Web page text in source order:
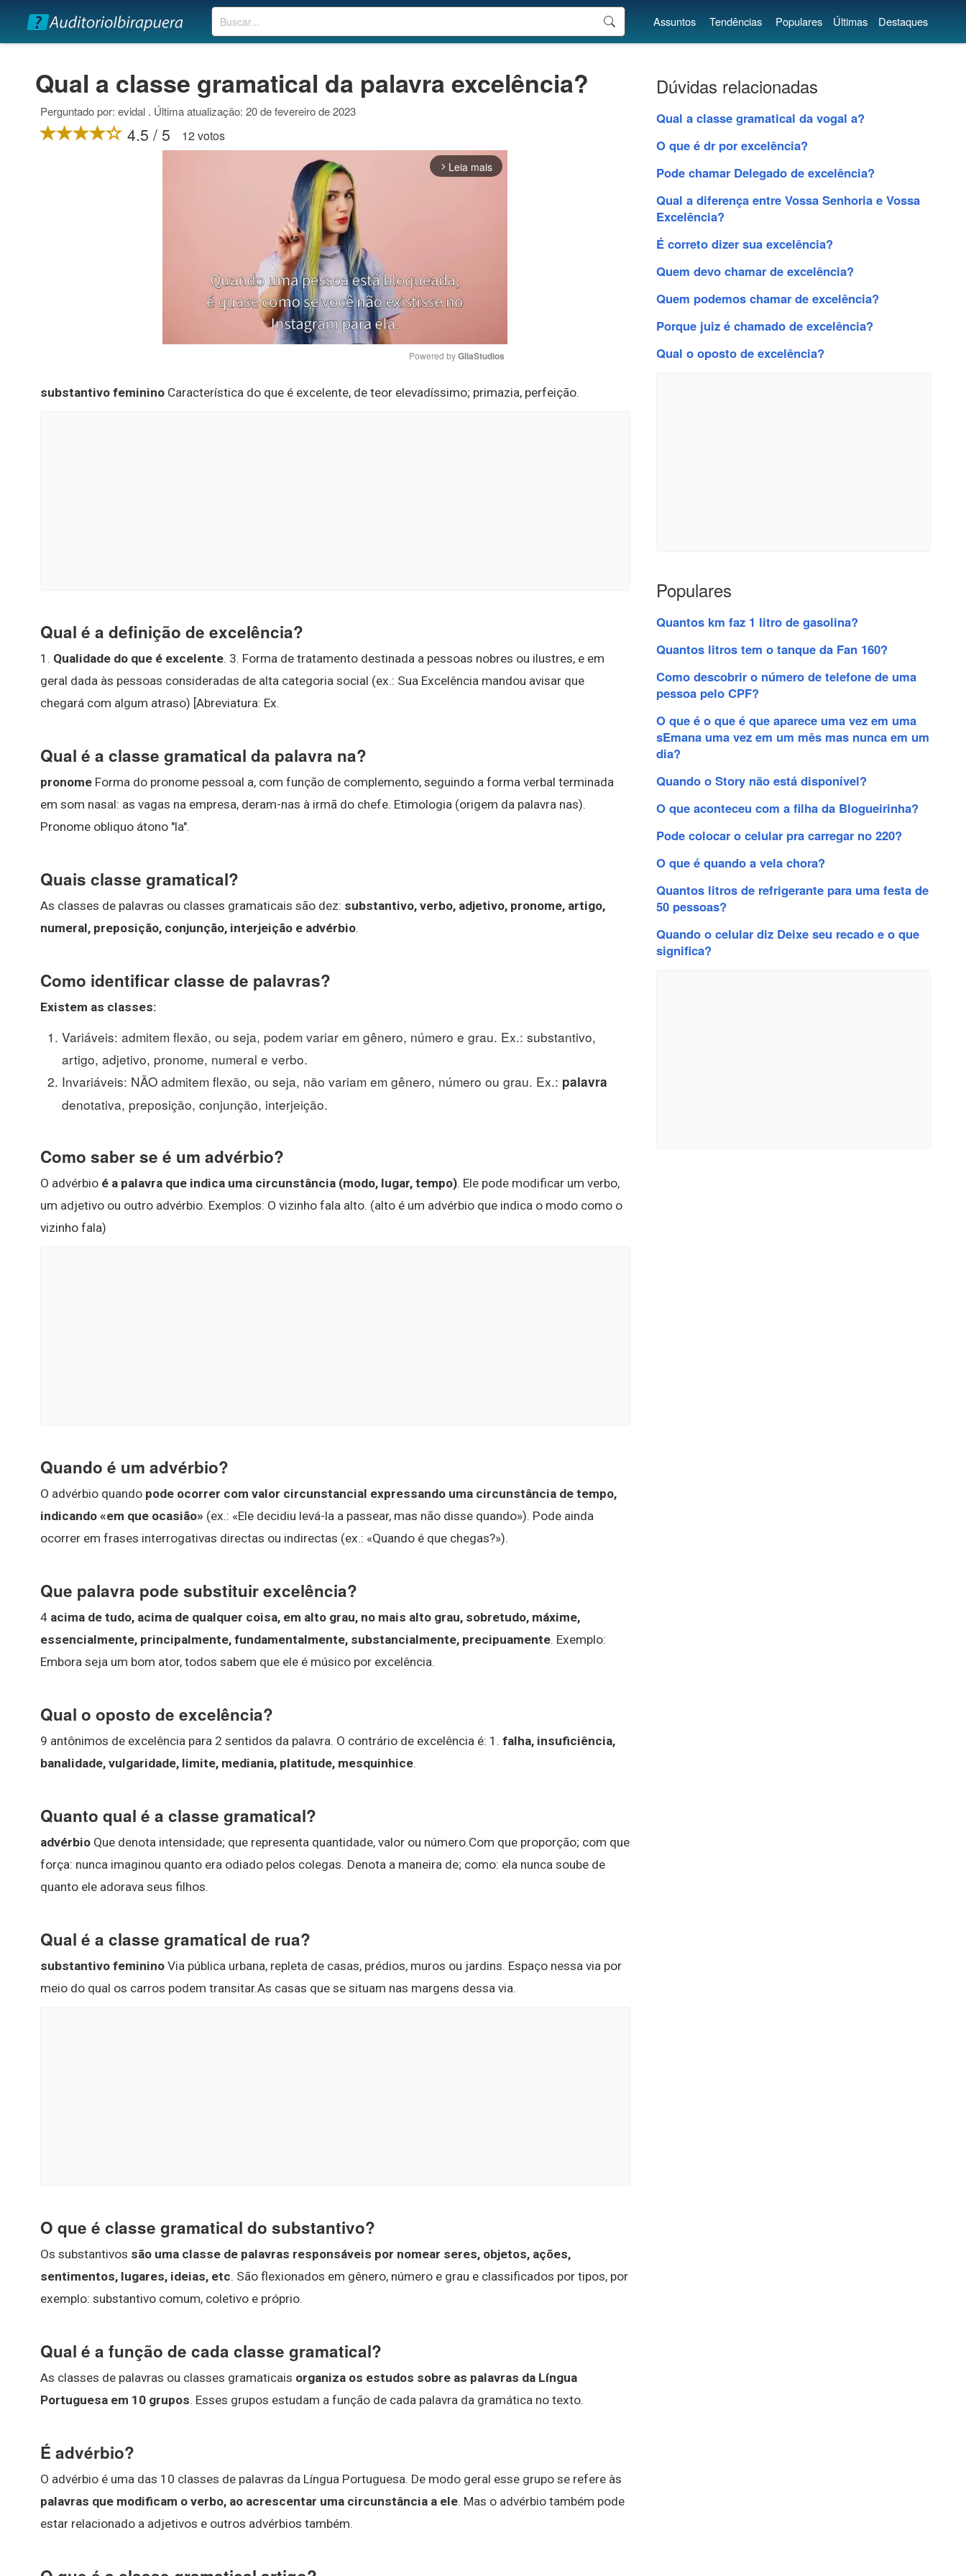
Buscar Assuntos Tendências Populares Últimas Destaques
Qual a classe gramatical da palavra excelência?
Perguntado por: evidal . Última atualização: 20 de fevereiro de 2023
4.5 / 5 12 votos
arrow_forward_ios Leia mais
Mute
Powered by GliaStudios
substantivo feminino Característica do que é excelente, de teor elevadíssimo; primazia, perfeição.
Qual é a definição de excelência?
1. Qualidade do que é excelente. 3. Forma de tratamento destinada a pessoas nobres ou ilustres, e em
geral dada às pessoas consideradas de alta categoria social (ex.: Sua Excelência mandou avisar que
chegará com algum atraso) [Abreviatura: Ex.
Qual é a classe gramatical da palavra na?
pronome Forma do pronome pessoal a, com função de complemento, seguindo a forma verbal terminada
em som nasal: as vagas na empresa, deram-nas à irmã do chefe. Etimologia (origem da palavra nas).
Pronome obliquo átono "la".
Quais classe gramatical?
As classes de palavras ou classes gramaticais são dez: substantivo, verbo, adjetivo, pronome, artigo,
numeral, preposição, conjunção, interjeição e advérbio.
Como identificar classe de palavras?
Existem as classes:
Variáveis: admitem flexão, ou seja, podem variar em gênero, número e grau. Ex.: substantivo,
artigo, adjetivo, pronome, numeral e verbo.
Invariáveis: NÃO admitem flexão, ou seja, não variam em gênero, número ou grau. Ex.: palavra
denotativa, preposição, conjunção, interjeição.
Como saber se é um advérbio?
O advérbio é a palavra que indica uma circunstância (modo, lugar, tempo). Ele pode modificar um verbo,
um adjetivo ou outro advérbio. Exemplos: O vizinho fala alto. (alto é um advérbio que indica o modo como o
vizinho fala)
Quando é um advérbio?
O advérbio quando pode ocorrer com valor circunstancial expressando uma circunstância de tempo,
indicando «em que ocasião» (ex.: «Ele decidiu levá-la a passear, mas não disse quando»). Pode ainda
ocorrer em frases interrogativas directas ou indirectas (ex.: «Quando é que chegas?»).
Que palavra pode substituir excelência?
4 acima de tudo, acima de qualquer coisa, em alto grau, no mais alto grau, sobretudo, máxime,
essencialmente, principalmente, fundamentalmente, substancialmente, precipuamente. Exemplo:
Embora seja um bom ator, todos sabem que ele é músico por excelência.
Qual o oposto de excelência?
9 antônimos de excelência para 2 sentidos da palavra. O contrário de excelência é: 1. falha, insuficiência,
banalidade, vulgaridade, limite, mediania, platitude, mesquinhice.
Quanto qual é a classe gramatical?
advérbio Que denota intensidade; que representa quantidade, valor ou número.Com que proporção; com que
força: nunca imaginou quanto era odiado pelos colegas. Denota a maneira de; como: ela nunca soube de
quanto ele adorava seus filhos.
Qual é a classe gramatical de rua?
substantivo feminino Via pública urbana, repleta de casas, prédios, muros ou jardins. Espaço nessa via por
meio do qual os carros podem transitar.As casas que se situam nas margens dessa via.
O que é classe gramatical do substantivo?
Os substantivos são uma classe de palavras responsáveis por nomear seres, objetos, ações,
sentimentos, lugares, ideias, etc. São flexionados em gênero, número e grau e classificados por tipos, por
exemplo: substantivo comum, coletivo e próprio.
Qual é a função de cada classe gramatical?
As classes de palavras ou classes gramaticais organiza os estudos sobre as palavras da Língua
Portuguesa em 10 grupos. Esses grupos estudam a função de cada palavra da gramática no texto.
É advérbio?
O advérbio é uma das 10 classes de palavras da Língua Portuguesa. De modo geral esse grupo se refere às
palavras que modificam o verbo, ao acrescentar uma circunstância a ele. Mas o advérbio também pode
estar relacionado a adjetivos e outros advérbios também.
Dúvidas relacionadas
Qual a classe gramatical da vogal a?
O que é dr por excelência?
Pode chamar Delegado de excelência?
Qual a diferença entre Vossa Senhoria e Vossa
Excelência?
É correto dizer sua excelência?
Quem devo chamar de excelência?
Quem podemos chamar de excelência?
Porque juiz é chamado de excelência?
Qual o oposto de excelência?
Populares
Quantos km faz 1 litro de gasolina?
Quantos litros tem o tanque da Fan 160?
Como descobrir o número de telefone de uma
pessoa pelo CPF?
O que é o que é que aparece uma vez em uma
sEmana uma vez em um mês mas nunca em um
dia?
Quando o Story não está disponível?
O que aconteceu com a filha da Blogueirinha?
Pode colocar o celular pra carregar no 220?
O que é quando a vela chora?
Quantos litros de refrigerante para uma festa de
50 pessoas?
Quando o celular diz Deixe seu recado e o que
significa?